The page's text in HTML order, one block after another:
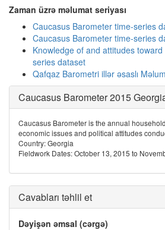
Zaman üzrə məlumat seriyası
Caucasus Barometer time-series
Caucasus Barometer time-series
Knowledge of and attitudes
series dataset
Qafqaz Barometri illər əsaslı
Caucasus Barometer 2015
Caucasus Barometer is the annual
economic issues and political attitudes
Country: Georgia
Fieldwork Dates: October 13, 2015 to
Cavabları təhlil et
Dəyişən əmsal (cərgə)